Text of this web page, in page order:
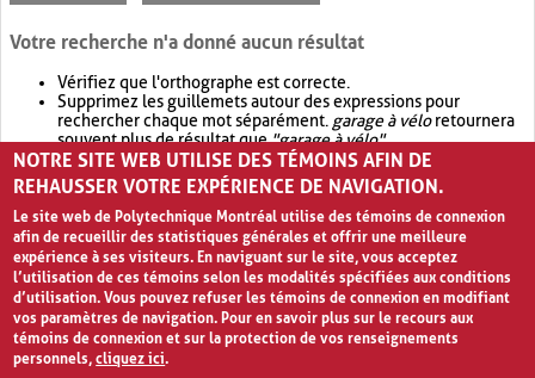
Votre recherche n'a donné aucun résultat
Vérifiez que l'orthographe est correcte.
Supprimez les guillemets autour des expressions pour
rechercher chaque mot séparément. garage à véloretournera
souvent plus de résultat que"garage à vélo".
Envisagez d'élargir votre recherche avec OR.garage OR vélo
retournera souvent plus de résultat quegarage à vélo
NOTRE SITE WEB UTILISE DES TÉMOINS AFIN DE
REHAUSSER VOTRE EXPÉRIENCE DE NAVIGATION.
Le site web de Polytechnique Montréal utilise des témoins de connexion
afin de recueillir des statistiques générales et offrir une meilleure
expérience à ses visiteurs. En naviguant sur le site, vous acceptez
l’utilisation de ces témoins selon les modalités spécifiées aux conditions
d’utilisation. Vous pouvez refuser les témoins de connexion en modifiant
vos paramètres de navigation. Pour en savoir plus sur le recours aux
témoins de connexion et sur la protection de vos renseignements
personnels,cliquez ici.